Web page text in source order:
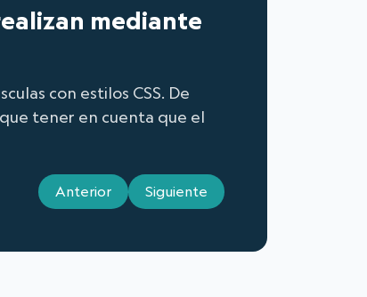
mediante
con estilos CSS. De
tener en cuenta que el
Anterior Siguiente